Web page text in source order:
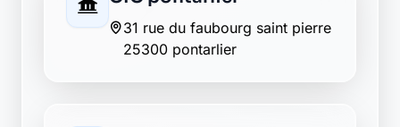
Groupama pontarlier
7 rue demesmay
25300 pontarlier